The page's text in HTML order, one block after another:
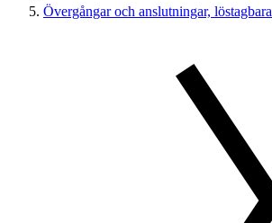
Övergångar och anslutningar, löstagbara